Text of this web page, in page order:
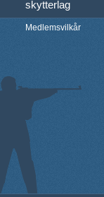
skytterlag
Medlemsvilkår